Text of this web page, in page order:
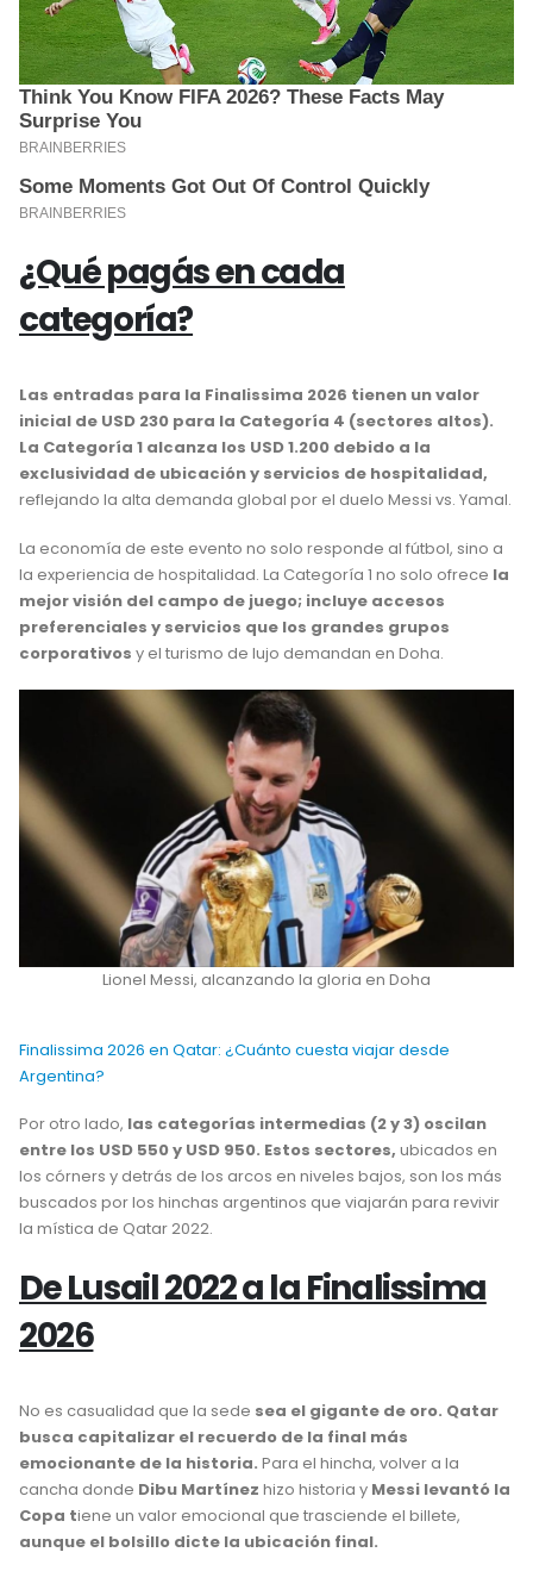
¿Qué pagás en cada
categoría?
Las entradas para la Finalissima 2026 tienen un valor
inicial de USD 230 para la Categoría 4 (sectores altos).
La Categoría 1 alcanza los USD 1.200 debido a la
exclusividad de ubicación y servicios de hospitalidad,
reflejando la alta demanda global por el duelo Messi vs. Yamal.
La economía de este evento no solo responde al fútbol, sino a
la experiencia de hospitalidad. La Categoría 1 no solo ofrece la
mejor visión del campo de juego; incluye accesos
preferenciales y servicios que los grandes grupos
corporativos y el turismo de lujo demandan en Doha.
Lionel Messi, alcanzando la gloria en Doha
Finalissima 2026 en Qatar: ¿Cuánto cuesta viajar desde
Argentina?
Por otro lado, las categorías intermedias (2 y 3) oscilan
entre los USD 550 y USD 950. Estos sectores, ubicados en
los córners y detrás de los arcos en niveles bajos, son los más
buscados por los hinchas argentinos que viajarán para revivir
la mística de Qatar 2022.
De Lusail 2022 a la Finalissima
2026
No es casualidad que la sede sea el gigante de oro. Qatar
busca capitalizar el recuerdo de la final más
emocionante de la historia. Para el hincha, volver a la
cancha donde Dibu Martínez hizo historia y Messi levantó la
Copa tiene un valor emocional que trasciende el billete,
aunque el bolsillo dicte la ubicación final.